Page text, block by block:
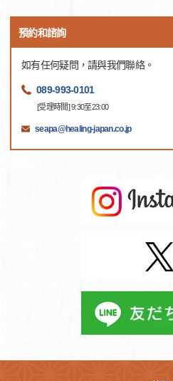
預約和諮詢
如有任何疑問，請與我們聯絡。
089-993-0101
[受理時間] 9:30至23:00
seapa@healing-japan.co.jp